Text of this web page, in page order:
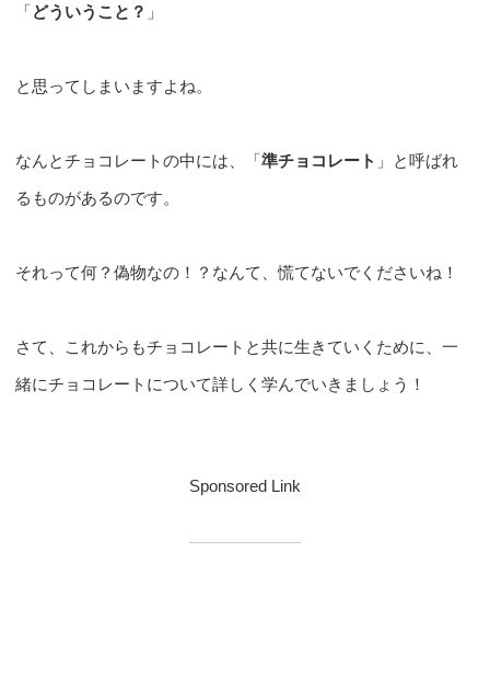
「どういうこと？ 」
と思ってしまいますよね。
なんとチョコレートの中には、「準チョコレート 」と呼ばれ
るものがあるのです。
それって何？偽物なの！？なんて、慌てないでくださいね！
さて、これからもチョコレートと共に生きていくために、一
緒にチョコレートについて詳しく学んでいきましょう！
Sponsored Link